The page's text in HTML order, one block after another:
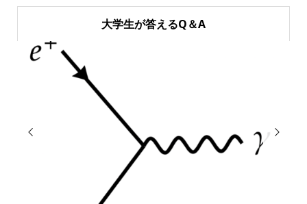
大学生が答えるQ＆A
 